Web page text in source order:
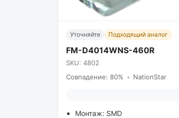
Уточняйте Подходящий аналог
FM-D4014WNS-460R
SKU: 4802
Совпадение: 80% • NationStar
Монтаж: SMD